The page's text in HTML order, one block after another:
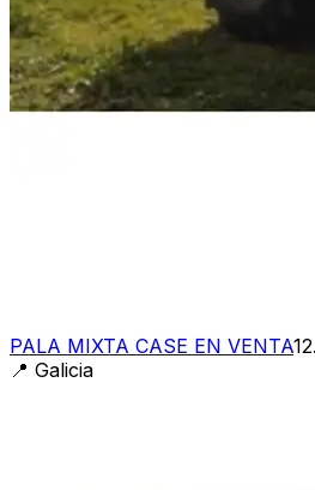
PALA MIXTA CASE EN VENTA
📍 Galicia